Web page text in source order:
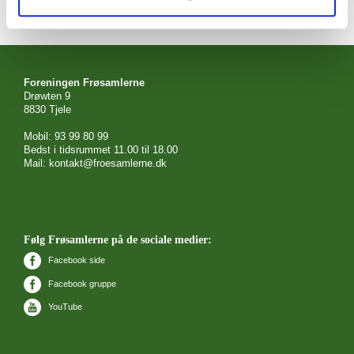
Foreningen Frøsamlerne
Drøwten 9
8830 Tjele
Mobil: 93 99 80 99
Bedst i tidsrummet 11.00 til 18.00
Mail: kontakt@froesamlerne.dk
Følg Frøsamlerne på de sociale medier:
Facebook side
Facebook gruppe
YouTube